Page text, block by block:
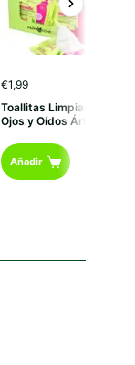
€1,99
Toallitas Limpiadoras
Ojos y Oídos Árbol de Té
Añadir